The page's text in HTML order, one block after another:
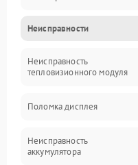
Измерения
Матрица
Неисправности
Неисправность
тепловизионного модуля
Поломка дисплея
Неисправность
аккумулятора